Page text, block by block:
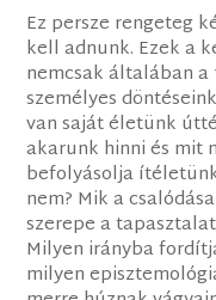
Ez persze rengeteg
kell adnunk. Ezek a
nemcsak általában
személyes
van saját életünk
akarunk hinni és mit
befolyásolja
nem? Mik a
szerepe a
Milyen irányba
milyen